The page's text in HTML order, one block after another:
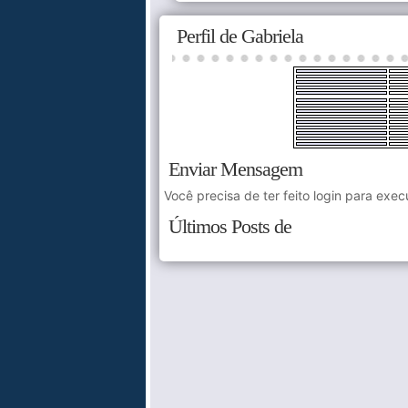
Perfil de Gabriela
Enviar Mensagem
Você precisa de ter feito login para
Últimos Posts de